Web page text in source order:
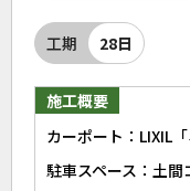
工期 28日
施工概要
カーポート：LIXIL
駐車スペース：土